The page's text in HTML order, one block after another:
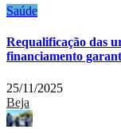
Saúde
Requalificação das
financiamento
25/11/2025
Beja